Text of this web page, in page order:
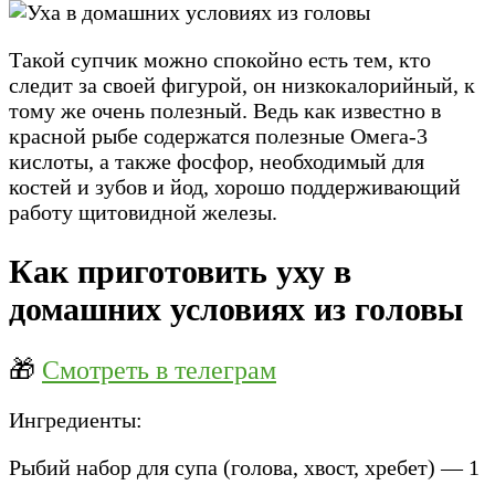
Такой супчик можно спокойно есть тем, кто
следит за своей фигурой, он низкокалорийный, к
тому же очень полезный. Ведь как известно в
красной рыбе содержатся полезные Омега-3
кислоты, а также фосфор, необходимый для
костей и зубов и йод, хорошо поддерживающий
работу щитовидной железы.
Как приготовить уху в
домашних условиях из головы
🎁 Смотреть в телеграм
Ингредиенты:
Рыбий набор для супа (голова, хвост, хребет) — 1